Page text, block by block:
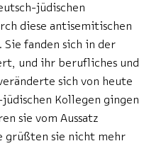
jüdischen
diese antisemitischen
fanden sich in der
und ihr berufliches und
sich von heute
Kollegen gingen
sie vom Aussatz
grüßten sie nicht mehr